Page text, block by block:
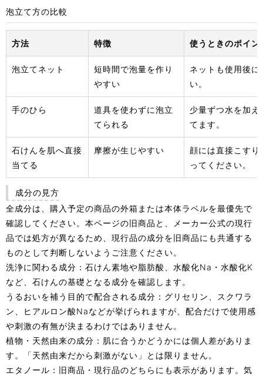
泡立て方の比較
方法 特徴 使うときのポイン
泡立てネット
短時間で泡量を作り
やすい
ネットも使用後
い。
手のひら
道具を使わずに泡立
てられる
少量ずつ水を加
てます。
石けんを肌へ直接
当てる
摩擦が生じやすい
顔には直接こす
ってください。
成分の見方
全成分は、購入予定の商品の外箱または本体ラベルを最優先で
確認してください。本ページの旧商品と、メーカー公式の現行
品では処方が異なるため、現行品の成分を旧商品にも共通する
ものとして判断しないようご注意ください。
洗浄に関わる成分： 石けん素地や脂肪酸、水酸化Na・水酸化K
など、石けんの基礎となる成分を確認します。
うるおいを補う目的で配合される成分： グリセリン、スクワラ
ン、ヒアルロン酸Naなどが挙げられますが、配合だけで使用感
や刺激の有無が決まるわけではありません。
植物・天然由来の成分： 肌に合うかどうかには個人差がありま
す。「天然由来だから刺激がない」とは限りません。
エタノール： 旧商品・現行品のどちらにも表示があります。気